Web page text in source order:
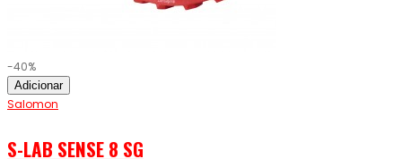
-40%
Adicionar
Salomon
S-LAB SENSE 8 SG